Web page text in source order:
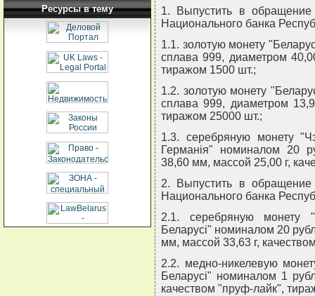
Ресурсы в тему
1. Выпустить в
Национального банка
1.1. золотую монету
сплава 999, диаметром
тиражом 1500 шт.;
1.2. золотую монету
сплава 999, диаметром
тиражом 25000 шт.;
1.3. серебряную монету
Германiя" номиналом 20
38,60 мм, массой 25,00 г,
2. Выпустить в
Национального банка
2.1. серебряную монету
Беларусi" номиналом 20
мм, массой 33,63 г,
2.2. медно-никелевую
Беларусi" номиналом 1
качеством "пруф-лайк",